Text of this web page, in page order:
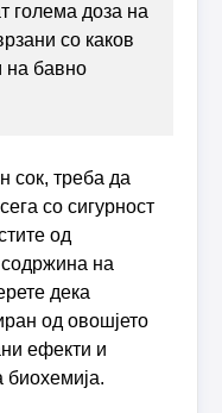
голема доза на
со каков
на бавно
сок, треба да
со сигурност
од
содржина на
дека
од овошјето
ефекти и
биохемија.